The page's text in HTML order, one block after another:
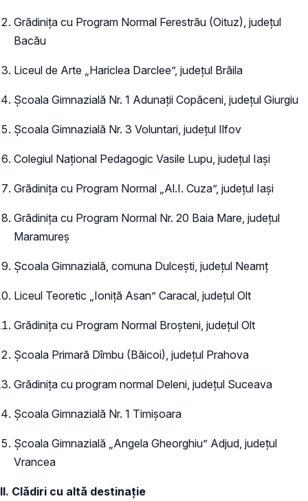
Grădinița cu Program Normal Ferestrău (Oituz), județul
Bacău
Liceul de Arte „Hariclea Darclee”, județul Brăila
Școala Gimnazială Nr. 1 Adunații Copăceni, județul Giurgiu
Școala Gimnazială Nr. 3 Voluntari, județul Ilfov
Colegiul Național Pedagogic Vasile Lupu, județul Iași
Grădinița cu Program Normal „Al.I. Cuza”, județul Iași
Grădinița cu Program Normal Nr. 20 Baia Mare, județul
Maramureș
Școala Gimnazială, comuna Dulcești, județul Neamț
Liceul Teoretic „Ioniță Asan” Caracal, județul Olt
Grădinița cu Program Normal Broșteni, județul Olt
Școala Primară Dîmbu (Băicoi), județul Prahova
Grădinița cu program normal Deleni, județul Suceava
Școala Gimnazială Nr. 1 Timișoara
Școala Gimnazială „Angela Gheorghiu” Adjud, județul
Vrancea
II. Clădiri cu altă destinație